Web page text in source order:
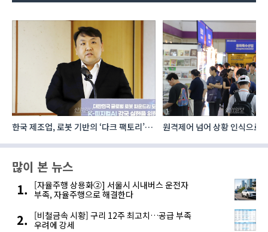
한국 제조업, 로봇 기반의 ‘다크 팩토리’로
원격제어 넘어 상황 인식으로,
많이 본 뉴스
[자율주행 상용화②] 서울시 시내버스 운전자
부족, 자율주행으로 해결한다
[비철금속 시황] 구리 12주 최고치…공급 부족
우려에 강세